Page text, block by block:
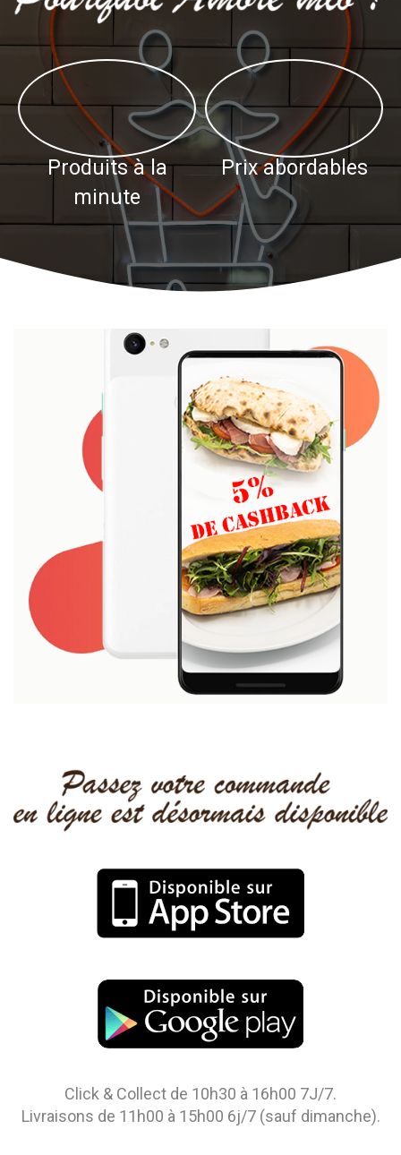
Produits à la
minute
Prix abordables
Click & Collect de 10h30 à 16h00 7J/7.
Livraisons de 11h00 à 15h00 6j/7 (sauf dimanche).